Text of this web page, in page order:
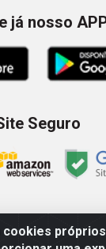
já nosso
Seguro
LTDA - Av.